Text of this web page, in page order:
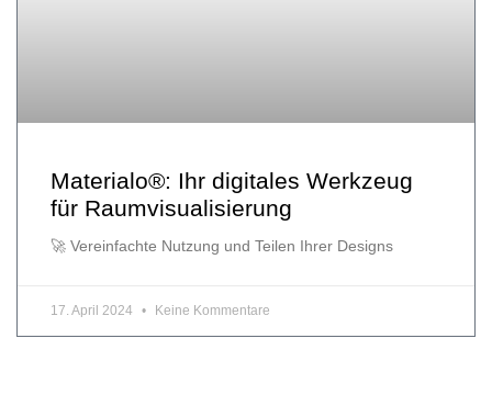
Materialo®: Ihr digitales Werkzeug
für Raumvisualisierung
🚀 Vereinfachte Nutzung und Teilen Ihrer Designs
17. April 2024 Keine Kommentare